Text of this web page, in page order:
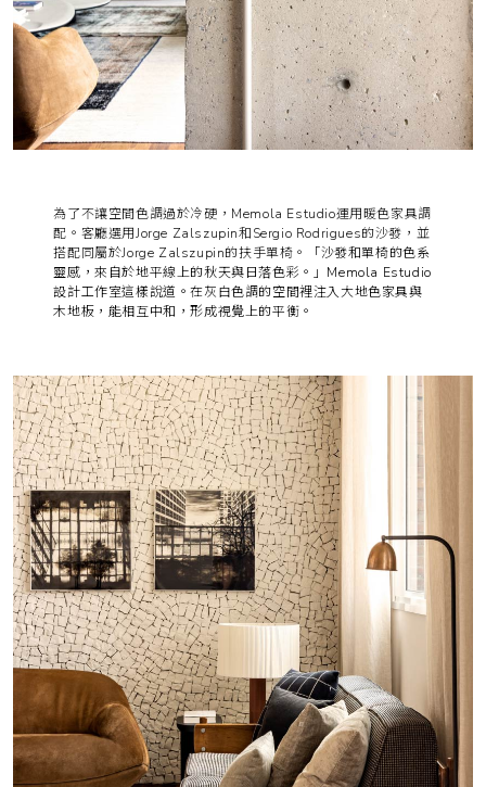
為了不讓空間色調過於冷硬，Memola Estudio運用暖色家具調
配。客廳選用Jorge Zalszupin和Sergio Rodrigues的沙發，並
搭配同屬於Jorge Zalszupin的扶手單椅。
「沙發和單椅的色系
靈感，來自於地平線上的秋天與日落色彩。」Memola Estudio
設計工作室這樣說道。在灰白色調的空間裡注入大地色家具與
木地板，能相互中和，形成視覺上的平衡。